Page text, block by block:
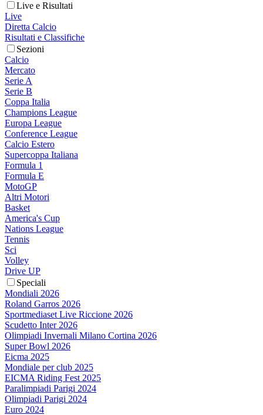
Live e Risultati
Live
Diretta Calcio
Risultati e Classifiche
Sezioni
Calcio
Mercato
Serie A
Serie B
Coppa Italia
Champions League
Europa League
Conference League
Calcio Estero
Supercoppa Italiana
Formula 1
Formula E
MotoGP
Altri Motori
Basket
America's Cup
Nations League
Tennis
Sci
Volley
Drive UP
Speciali
Mondiali 2026
Roland Garros 2026
Sportmediaset Live Riccione 2026
Scudetto Inter 2026
Olimpiadi Invernali Milano Cortina 2026
Super Bowl 2026
Eicma 2025
Mondiale per club 2025
EICMA Riding Fest 2025
Paralimpiadi Parigi 2024
Olimpiadi Parigi 2024
Euro 2024